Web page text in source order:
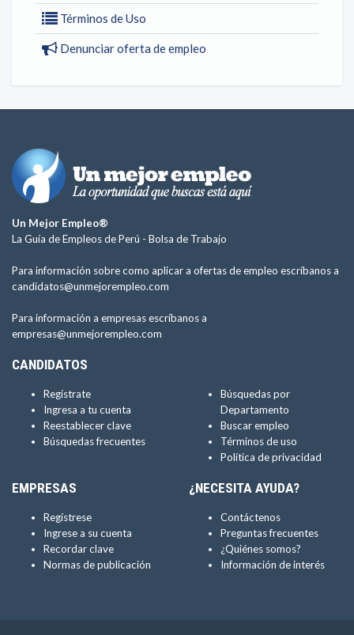
Términos de Uso
Denunciar oferta de empleo
Un Mejor Empleo®
La Guía de Empleos de Perú - Bolsa de Trabajo
Para información sobre como aplicar a ofertas de empleo escríbanos a
candidatos@unmejorempleo.com
Para información a empresas escríbanos a
empresas@unmejorempleo.com
CANDIDATOS
Regístrate
Ingresa a tu cuenta
Reestablecer clave
Búsquedas frecuentes
Búsquedas por
Departamento
Buscar empleo
Términos de uso
Política de privacidad
EMPRESAS
Regístrese
Ingrese a su cuenta
Recordar clave
Normas de publicación
¿NECESITA AYUDA?
Contáctenos
Preguntas frecuentes
¿Quiénes somos?
Información de interés